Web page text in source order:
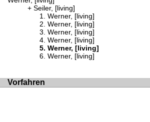
Seiler, [living]
Werner, [living]
Werner, [living]
Werner, [living]
Werner, [living]
Werner, [living]
Werner, [living]
Vorfahren